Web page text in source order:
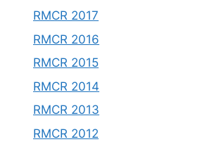
RMCR 2017
RMCR 2016
RMCR 2015
RMCR 2014
RMCR 2013
RMCR 2012